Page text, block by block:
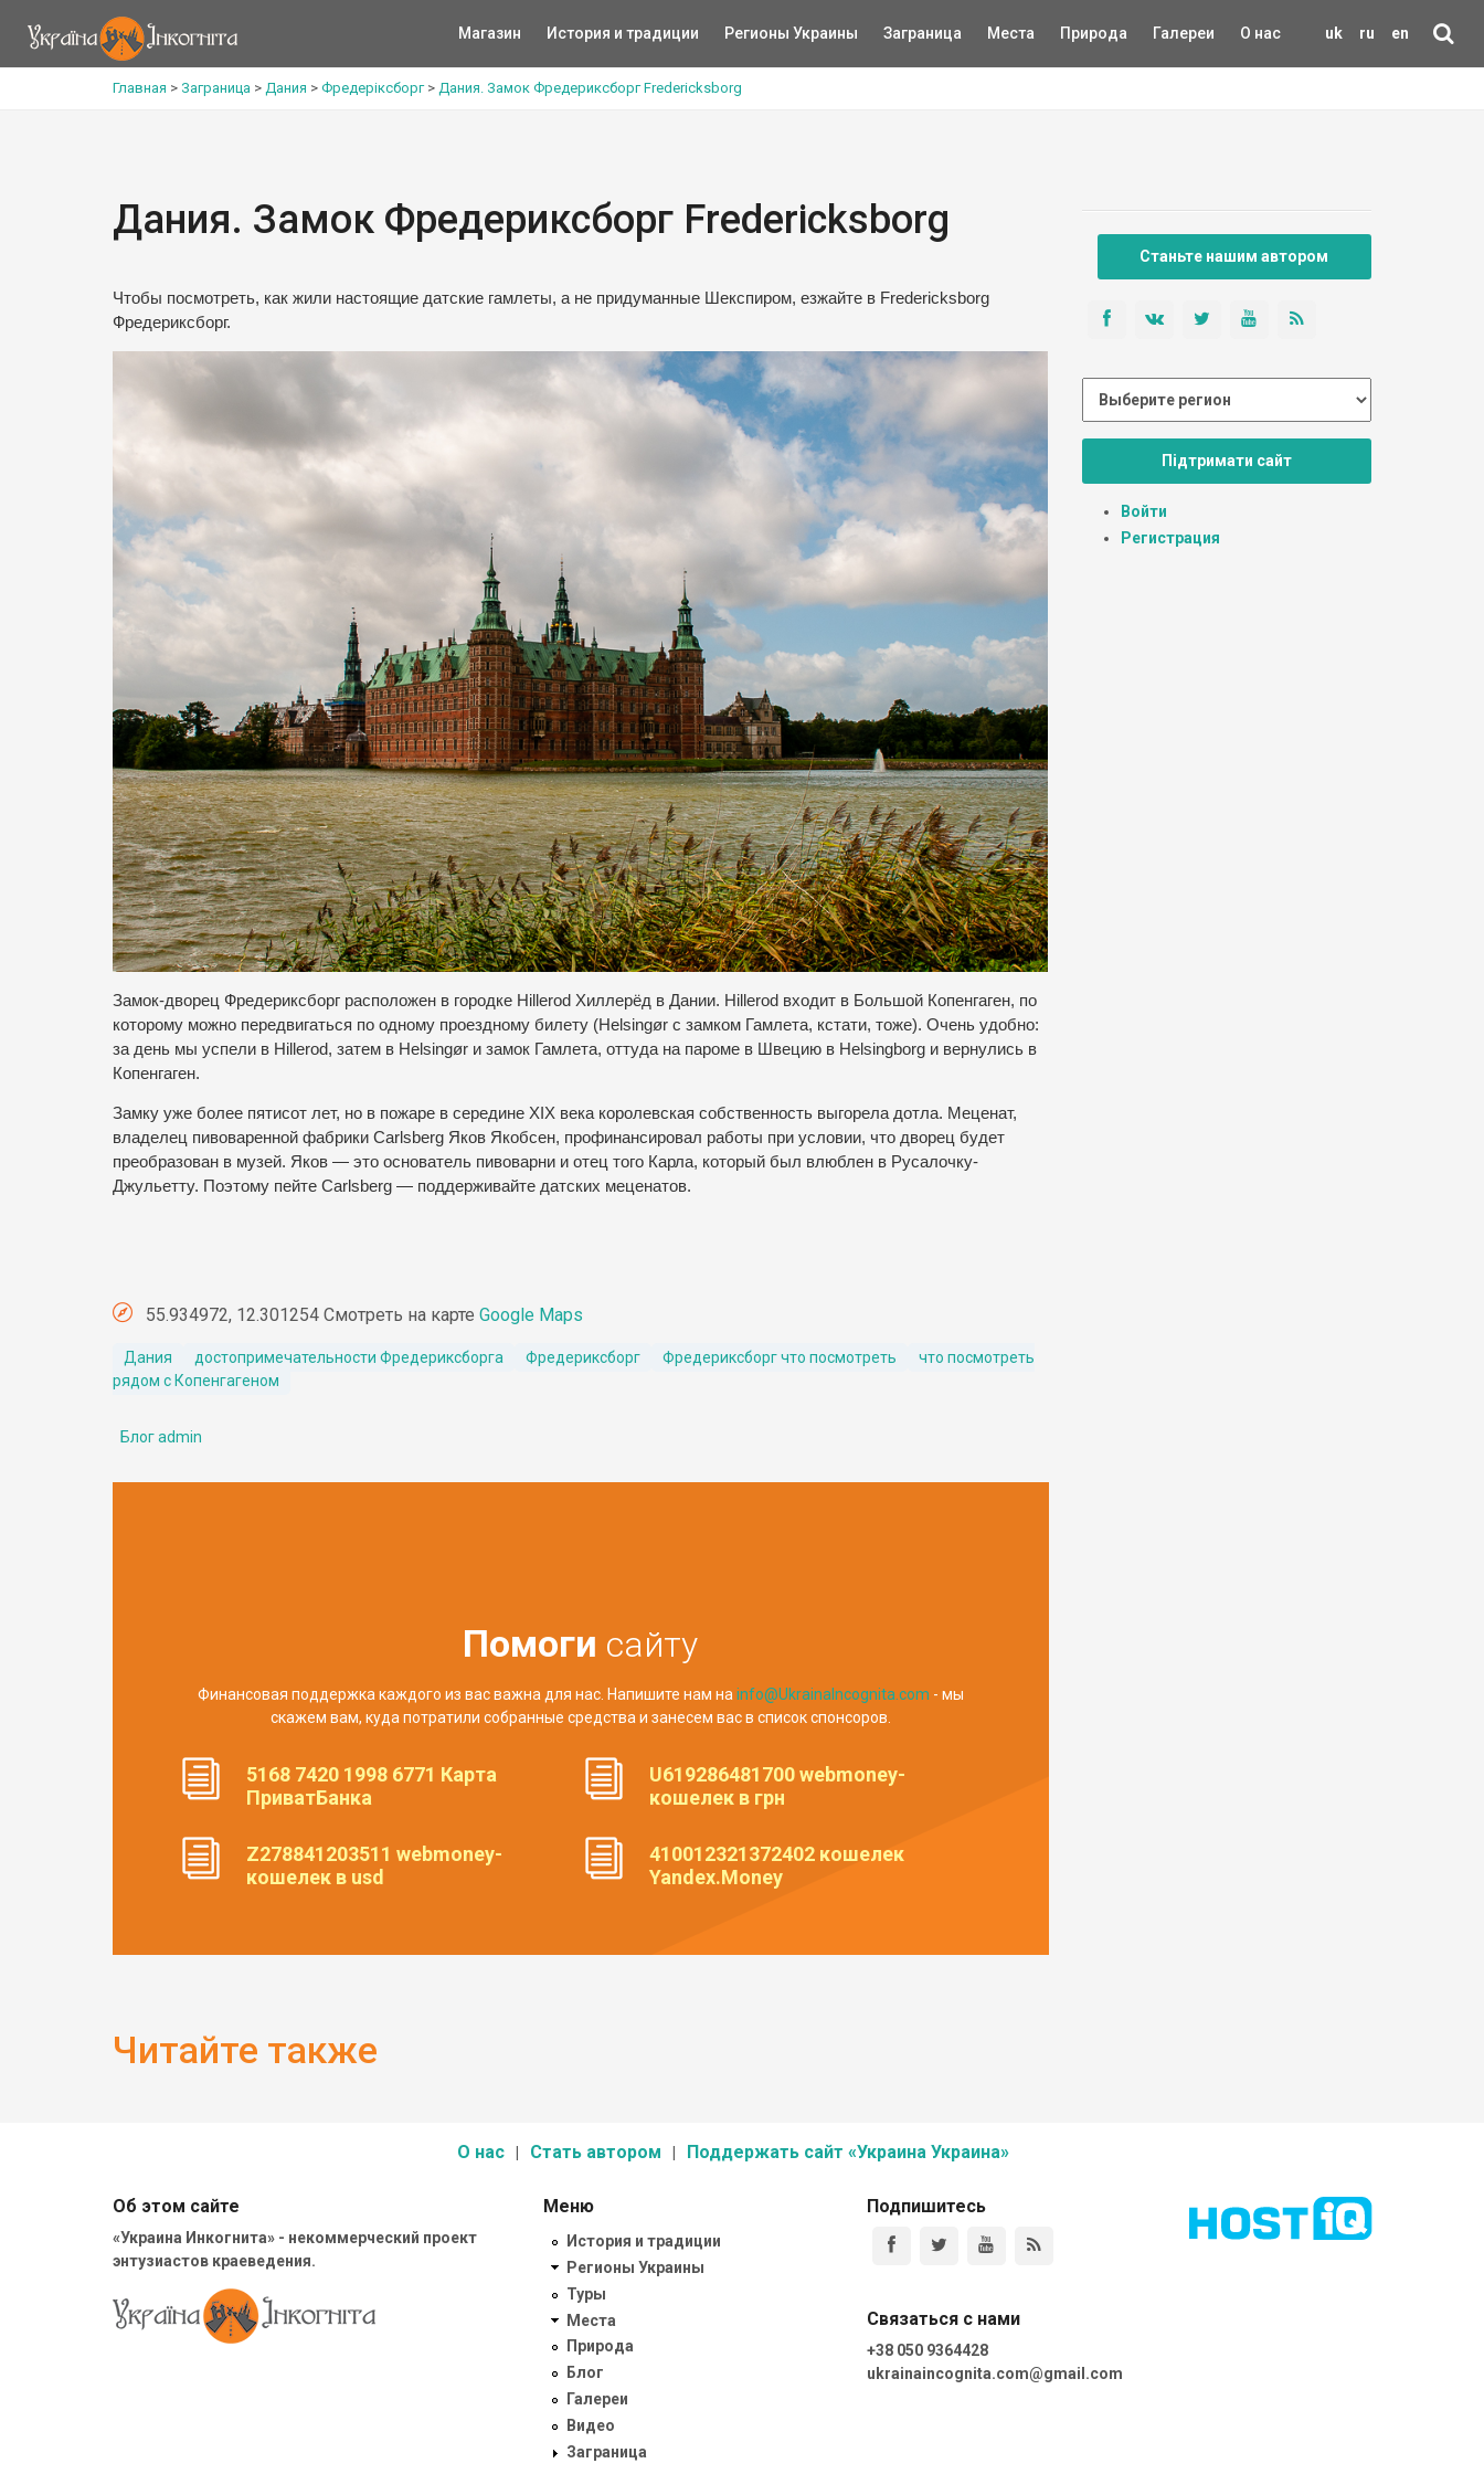
uk ru en
Магазин История и традиции Регионы Украины Заграница Места Природа Галереи О нас
Главная > Заграница > Дания > Фредеріксборг> Дания. Замок Фредериксборг Fredericksborg
Дания. Замок Фредериксборг Fredericksborg
Чтобы посмотреть, как жили настоящие датские гамлеты, а не придуманные Шекспиром, езжайте в Fredericksborg
Фредериксборг.
Замок-дворец Фредериксборг расположен в городке Hillerоd Хиллерёд в Дании. Hillerоd входит в Большой Копенгаген, по
которому можно передвигаться по одному проездному билету (Helsingør с замком Гамлета, кстати, тоже). Очень удобно:
за день мы успели в Hillerоd, затем в Helsingør и замок Гамлета, оттуда на пароме в Швецию в Helsingborg и вернулись в
Копенгаген.
Замку уже более пятисот лет, но в пожаре в середине XIX века королевская собственность выгорела дотла. Меценат,
владелец пивоваренной фабрики Carlsberg Яков Якобсен, профинансировал работы при условии, что дворец будет
преобразован в музей. Яков — это основатель пивоварни и отец того Карла, который был влюблен в Русалочку-
Джульетту. Поэтому пейте Carlsberg — поддерживайте датских меценатов.
55.934972, 12.301254 Смотреть на карте Google Maps
Дания достопримечательности Фредериксборга Фредериксборг Фредериксборг что посмотреть
что посмотреть
рядом с Копенгагеном
Блог admin
Помоги сайту
Финансовая поддержка каждого из вас важна для нас. Напишите нам на info@UkrainaIncognita.com - мы
скажем вам, куда потратили собранные средства и занесем вас в список спонсоров.
5168 7420 1998 6771 Карта
ПриватБанка
U619286481700 webmoney-
кошелек в грн
Z278841203511 webmoney-
кошелек в usd
410012321372402 кошелек
Yandex.Money
Читайте также
Станьте нашим автором
Підтримати сайт
Войти
Регистрация
О нас Стать автором Поддержать сайт «Украина Украина»
Об этом сайте
«Украина Инкогнита» - некоммерческий проект
энтузиастов краеведения.
Меню
История и традиции
Регионы Украины
Туры
Места
Природа
Блог
Галереи
Видео
Заграница
Подпишитесь
Связаться с нами
+38 050 9364428
ukrainaincognita.com@gmail.com